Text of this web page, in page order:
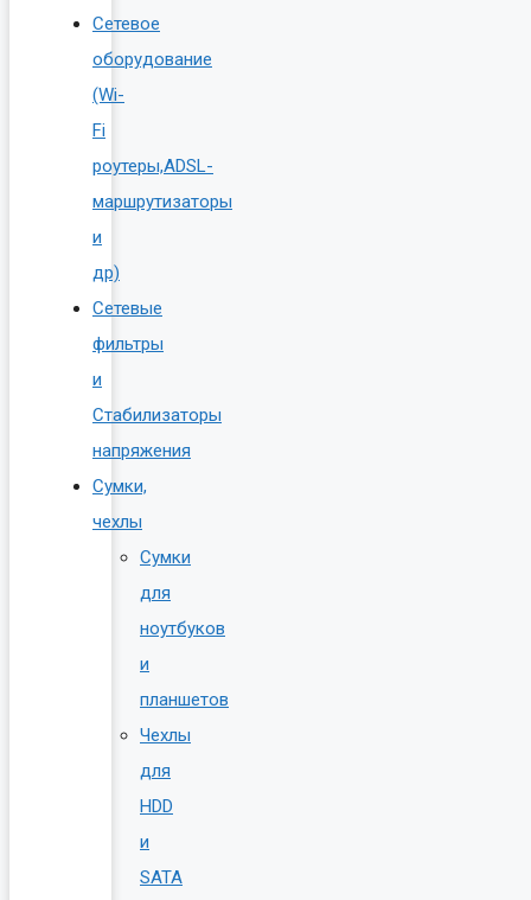
Сетевое
оборудование
(Wi-
Fi
роутеры,ADSL-
маршрутизаторы
и
др)
Сетевые
фильтры
и
Стабилизаторы
напряжения
Сумки,
чехлы
Сумки
для
ноутбуков
и
планшетов
Чехлы
для
HDD
и
SATA